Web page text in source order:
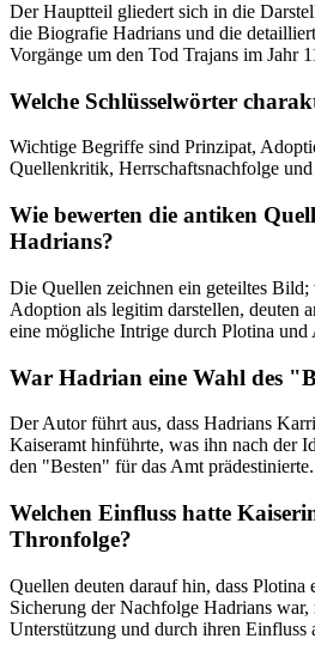
Der Hauptteil gliedert sich in die
die Biografie Hadrians und die
Vorgänge um den Tod Trajans im Jahr
Welche Schlüsselwörter
Wichtige Begriffe sind Prinzipat,
Quellenkritik, Herrschaftsnachfolge
Wie bewerten die antiken
Hadrians?
Die Quellen zeichnen ein geteiltes Bild;
Adoption als legitim darstellen, deuten
eine mögliche Intrige durch Plotina und
War Hadrian eine Wahl des
Der Autor führt aus, dass Hadrians
Kaiseramt hinführte, was ihn nach der
den "Besten" für das Amt prädestinierte.
Welchen Einfluss hatte
Thronfolge?
Quellen deuten darauf hin, dass Plotina
Sicherung der Nachfolge Hadrians
Unterstützung und durch ihren Einfluss